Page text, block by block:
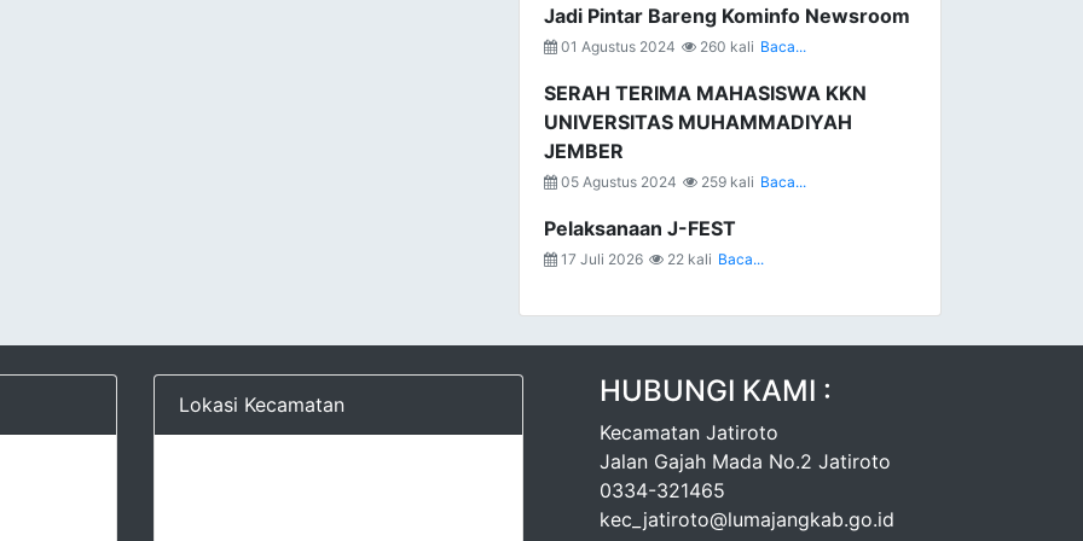
Jadi Pintar Bareng Kominfo Newsroom
01 Agustus 2024 260 kali Baca...
SERAH TERIMA MAHASISWA KKN
UNIVERSITAS MUHAMMADIYAH
JEMBER
05 Agustus 2024 259 kali Baca...
Pelaksanaan J-FEST
17 Juli 2026 22 kali Baca...
Lokasi Kecamatan HUBUNGI KAMI :
Kecamatan Jatiroto
Jalan Gajah Mada No.2 Jatiroto
0334-321465
kec_jatiroto@lumajangkab.go.id